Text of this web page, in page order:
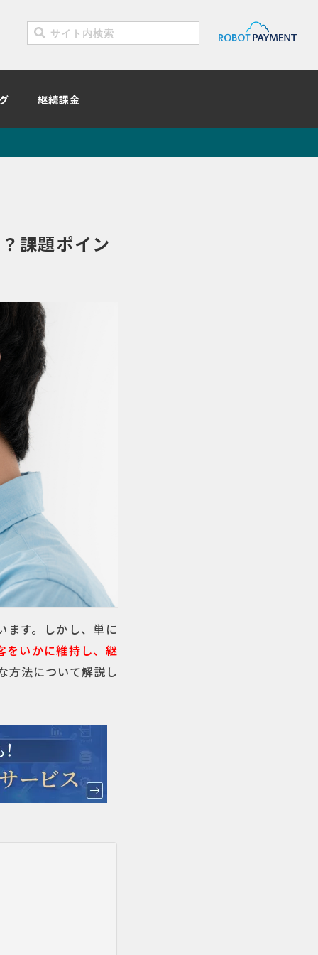
継続課金
課題ポイン
ます。しかし、単に
をいかに維持し、継
方法について解説し